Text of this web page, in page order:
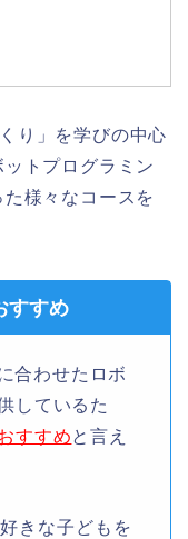
り」を学びの中心
トプログラミン
様々なコースを
すすめ
合わせたロボ
しているた
すすめと言え
きな子どもを